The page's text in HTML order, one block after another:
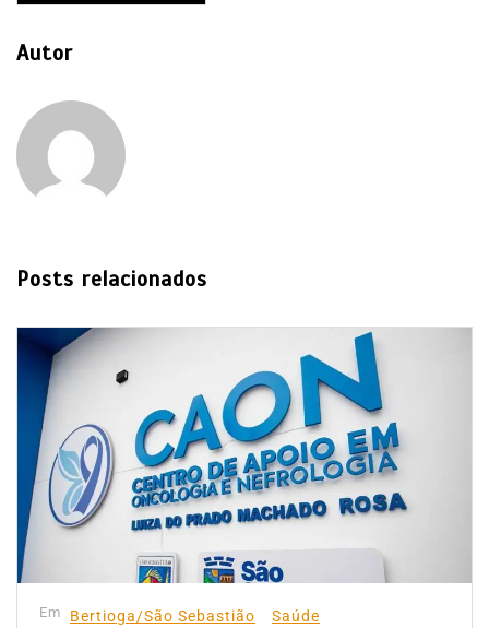
Autor
Posts relacionados
Em Bertioga/São Sebastião Saúde